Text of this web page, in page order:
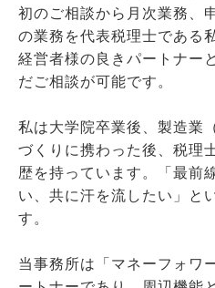
初のご相談から月次業務、
の業務を代表税理士である
経営者様の良きパートナー
だご相談が可能です。
私は大学院卒業後、製造業
づくりに携わった後、税理
歴を持っています。「最前
い、共に汗を流したい」と
す。
当事務所は「マネーフォワ